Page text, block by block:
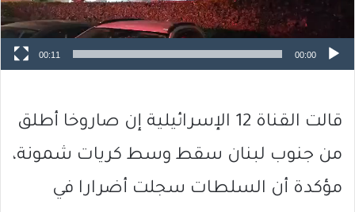
00:00
00:11
قالت القناة 12 الإسرائيلية إن صاروخا أطلق
من جنوب لبنان سقط وسط كريات شمونة،
مؤكدة أن السلطات سجلت أضرارا في